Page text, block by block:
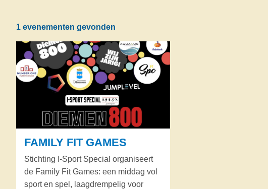
1 evenementen gevonden
FAMILY FIT GAMES
Stichting I‑Sport Special organiseert
de Family Fit Games: een middag vol
sport en spel, laagdrempelig voor